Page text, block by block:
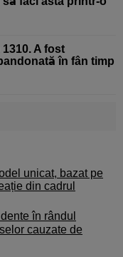
A fost
în fân timp
unicat, bazat pe
din cadrul
în rândul
cauzate de